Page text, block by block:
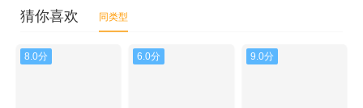
猜你喜欢 同类型
8.0分 6.0分 9.0分